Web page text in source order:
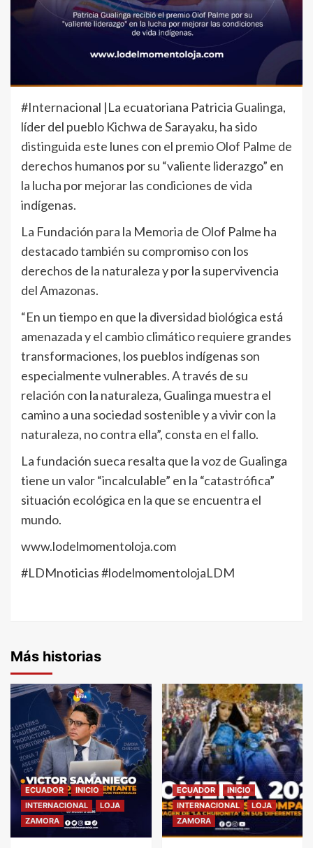
#Internacional |La ecuatoriana Patricia Gualinga,
líder del pueblo Kichwa de Sarayaku, ha sido
distinguida este lunes con el premio Olof Palme de
derechos humanos por su “valiente liderazgo” en
la lucha por mejorar las condiciones de vida
indígenas.
La Fundación para la Memoria de Olof Palme ha
destacado también su compromiso con los
derechos de la naturaleza y por la supervivencia
del Amazonas.
“En un tiempo en que la diversidad biológica está
amenazada y el cambio climático requiere grandes
transformaciones, los pueblos indígenas son
especialmente vulnerables. A través de su
relación con la naturaleza, Gualinga muestra el
camino a una sociedad sostenible y a vivir con la
naturaleza, no contra ella”, consta en el fallo.
La fundación sueca resalta que la voz de Gualinga
tiene un valor “incalculable” en la “catastrófica”
situación ecológica en la que se encuentra el
mundo.
www.lodelmomentoloja.com
#LDMnoticias #lodelmomentolojaLDM
Más historias
ECUADOR
INICIO
INTERNACIONAL
LOJA
ZAMORA
ECUADOR
INICIO
INTERNACIONAL
LOJA
ZAMORA